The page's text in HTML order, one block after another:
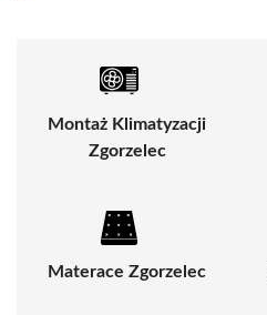
Montaż Klimatyzacji
Zgorzelec
Materace Zgorzelec